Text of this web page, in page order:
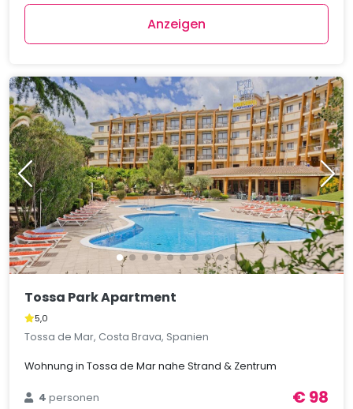
Anzeigen
Tossa Park Apartment
5,0
Tossa de Mar, Costa Brava, Spanien
Wohnung in Tossa de Mar nahe Strand & Zentrum
4personen
€ 98